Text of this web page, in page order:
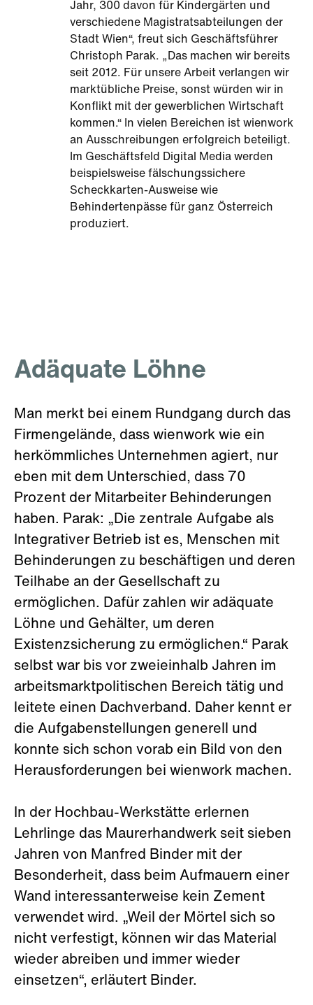
Jahr, 300 davon für Kindergärten und
verschiedene Magistratsabteilungen der
Stadt Wien“, freut sich Geschäftsführer
Christoph Parak. „Das machen wir bereits
seit 2012. Für unsere Arbeit verlangen wir
marktübliche Preise, sonst würden wir in
Konflikt mit der gewerblichen Wirtschaft
kommen.“ In vielen Bereichen ist wienwork
an Ausschreibungen erfolgreich beteiligt.
Im Geschäftsfeld Digital Media werden
beispielsweise fälschungssichere
Scheckkarten-Ausweise wie
Behindertenpässe für ganz Österreich
produziert.
Adäquate Löhne
Man merkt bei einem Rundgang durch das
Firmengelände, dass wienwork wie ein
herkömmliches Unternehmen agiert, nur
eben mit dem Unterschied, dass 70
Prozent der Mitarbeiter Behinderungen
haben. Parak: „Die zentrale Aufgabe als
Integrativer Betrieb ist es, Menschen mit
Behinderungen zu beschäftigen und deren
Teilhabe an der Gesellschaft zu
ermöglichen. Dafür zahlen wir adäquate
Löhne und Gehälter, um deren
Existenzsicherung zu ermöglichen.“ Parak
selbst war bis vor zweieinhalb Jahren im
arbeitsmarktpolitischen Bereich tätig und
leitete einen Dachverband. Daher kennt er
die Aufgabenstellungen generell und
konnte sich schon vorab ein Bild von den
Herausforderungen bei wienwork machen.
In der Hochbau-Werkstätte erlernen
Lehrlinge das Maurerhandwerk seit sieben
Jahren von Manfred Binder mit der
Besonderheit, dass beim Aufmauern einer
Wand interessanterweise kein Zement
verwendet wird. „Weil der Mörtel sich so
nicht verfestigt, können wir das Material
wieder abreiben und immer wieder
einsetzen“, erläutert Binder.